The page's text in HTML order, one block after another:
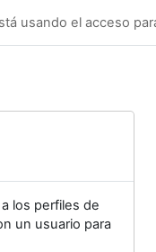
usando el acceso
los perfiles de
un usuario para